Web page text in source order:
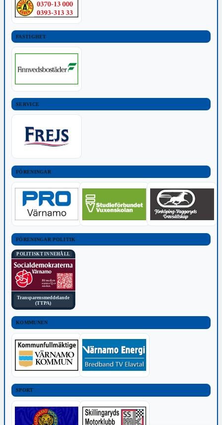
FASTIGHET
SERVICE
FÖRENINGAR
FÖRENINGAR POLITIK
POLITISKT INNEHÅLL
Transparensmeddelande
(TTPA)
KOMMUNEN
SPORT